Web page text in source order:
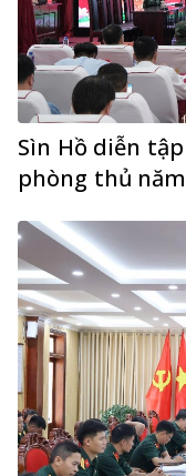
Sìn Hồ diễn
phòng thủ